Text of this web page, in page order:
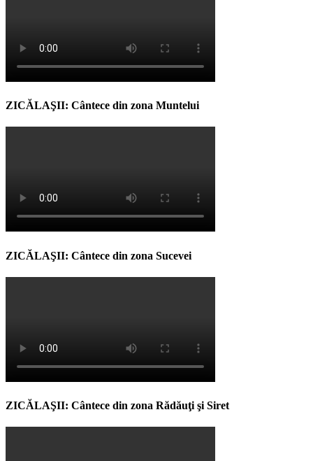
ZICĂLAŞII: Cântece din zona Muntelui
ZICĂLAŞII: Cântece din zona Sucevei
ZICĂLAŞII: Cântece din zona Rădăuţi şi Siret